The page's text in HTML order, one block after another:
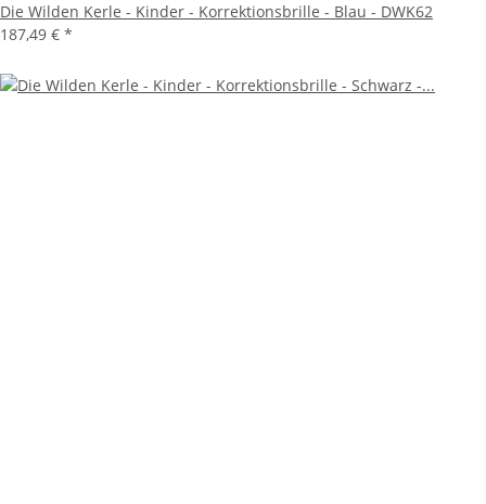
Die Wilden Kerle - Kinder - Korrektionsbrille - Blau - DWK62
187,49 € *